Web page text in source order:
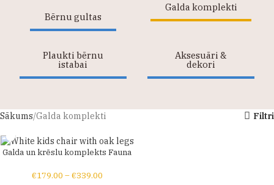
Bērnu gultas
Galda komplekti
Plaukti bērnu
istabai
Aksesuāri &
dekori
Sākums Galda komplekti Filtri
Galda un krēslu komplekts Fauna
€179.00 – €339.00